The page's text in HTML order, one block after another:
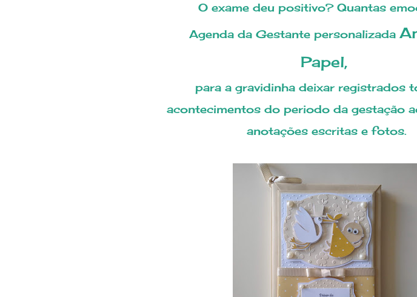
O exame deu positivo? Quantas
Agenda da Gestante personalizada
Papel,
para a gravidinha deixar registrados todos os
acontecimentos do periodo da gestação
anotações escritas e fotos.